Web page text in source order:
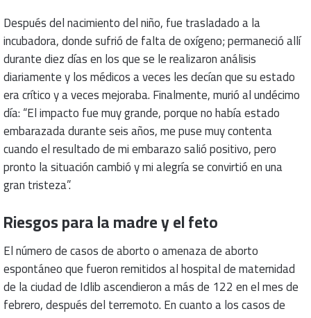
Después del nacimiento del niño, fue trasladado a la
incubadora, donde sufrió de falta de oxígeno; permaneció allí
durante diez días en los que se le realizaron análisis
diariamente y los médicos a veces les decían que su estado
era crítico y a veces mejoraba. Finalmente, murió al undécimo
día: “El impacto fue muy grande, porque no había estado
embarazada durante seis años, me puse muy contenta
cuando el resultado de mi embarazo salió positivo, pero
pronto la situación cambió y mi alegría se convirtió en una
gran tristeza”.
Riesgos para la madre y el feto
El número de casos de aborto o amenaza de aborto
espontáneo que fueron remitidos al hospital de maternidad
de la ciudad de Idlib ascendieron a más de 122 en el mes de
febrero, después del terremoto. En cuanto a los casos de